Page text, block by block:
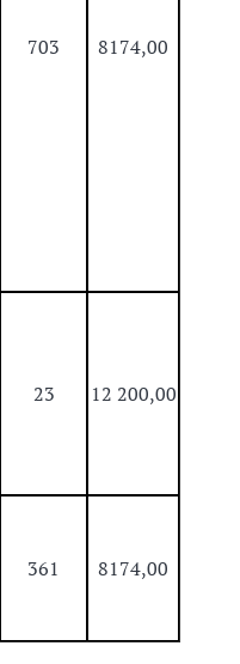
703 8174,00
23 12 200,00
361 8174,00